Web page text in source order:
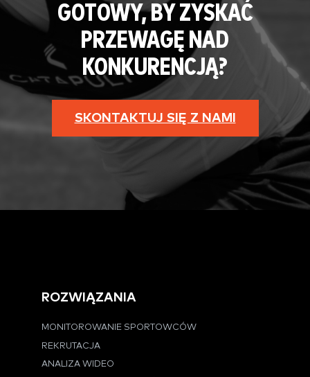
GOTOWY, BY ZYSKAĆ
PRZEWAGĘ NAD
KONKURENCJĄ?
SKONTAKTUJ SIĘ Z NAMI
ROZWIĄZANIA
MONITOROWANIE SPORTOWCÓW
REKRUTACJA
ANALIZA WIDEO